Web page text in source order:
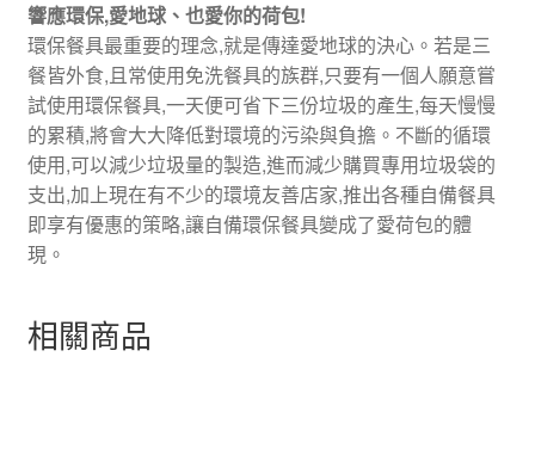
響應環保,愛地球、也愛你的荷包!
環保餐具最重要的理念,就是傳達愛地球的決心。若是三
餐皆外食,且常使用免洗餐具的族群,只要有一個人願意嘗
試使用環保餐具,一天便可省下三份垃圾的產生,每天慢慢
的累積,將會大大降低對環境的污染與負擔。不斷的循環
使用,可以減少垃圾量的製造,進而減少購買專用垃圾袋的
支出,加上現在有不少的環境友善店家,推出各種自備餐具
即享有優惠的策略,讓自備環保餐具變成了愛荷包的體
現。
相關商品